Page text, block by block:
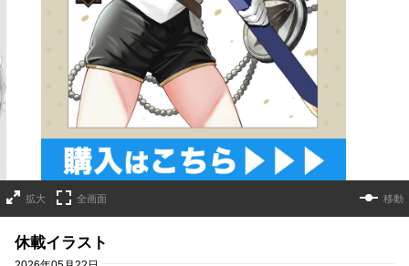
詳細ページへのリンク
拡大 全画面 移動
休載イラスト